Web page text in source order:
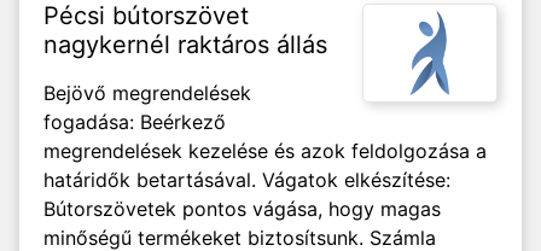
Pécsi bútorszövet
nagykernél raktáros állás
Bejövő megrendelések
fogadása: Beérkező
megrendelések kezelése és azok feldolgozása a
határidők betartásával. Vágatok elkészítése:
Bútorszövetek pontos vágása, hogy magas
minőségű termékeket biztosítsunk. Számla